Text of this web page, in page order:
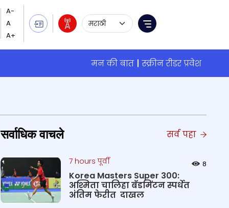
Language Selection
Menu
मन की बात
स्क्रीन रीडर प्रवेश
सर्वाधिक वाचले सर्व पहा
7 hours पूर्वी 8
Korea Masters Super 300:
अश्मिता चालिहा बॅडमिंटन स्पर्धेत
अंतिम फेरीत दाखल